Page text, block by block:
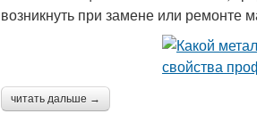
возникнуть при замене или ремонте
читать дальше →